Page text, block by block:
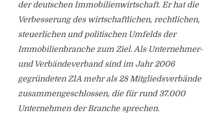
der deutschen Immobilienwirtschaft. Er hat die
Verbesserung des wirtschaftlichen, rechtlichen,
steuerlichen und politischen Umfelds der
Immobilienbranche zum Ziel. Als Unternehmer-
und Verbändeverband sind im Jahr 2006
gegründeten ZIA mehr als 28 Mitgliedsverbände
zusammengeschlossen, die für rund 37.000
Unternehmen der Branche sprechen.